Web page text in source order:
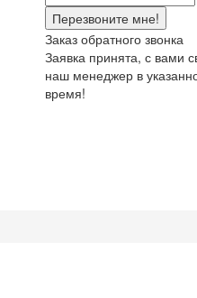
Заказ обратного звонка
Заявка принята, с вами
наш менеджер в
время!